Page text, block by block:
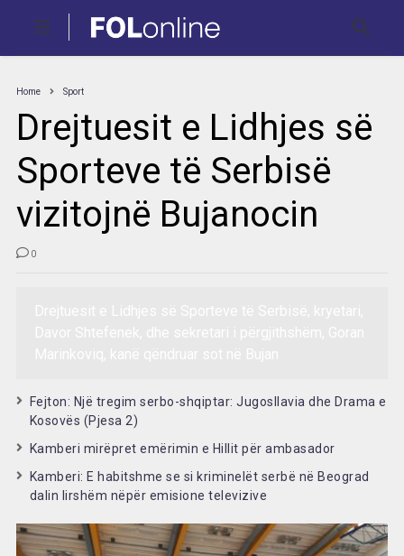
Home Sport
Drejtuesit e Lidhjes së
Sporteve të Serbisë
vizitojnë Bujanocin
0
Fejton: Një tregim serbo-shqiptar: Jugosllavia dhe Drama e
Kosovës (Pjesa 2)
Kamberi mirëpret emërimin e Hillit për ambasador
Kamberi: E habitshme se si kriminelët serbë në Beograd
dalin lirshëm nëpër emisione televizive